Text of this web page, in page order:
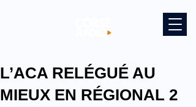
L’ACA RELÉGUÉ AU
MIEUX EN RÉGIONAL 2